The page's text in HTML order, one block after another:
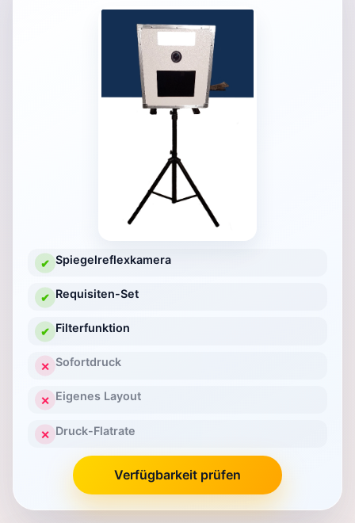
✔ Spiegelreflexkamera
✔ Requisiten-Set
✔ Filterfunktion
✕ Sofortdruck
✕ Eigenes Layout
✕ Druck-Flatrate
Verfügbarkeit prüfen